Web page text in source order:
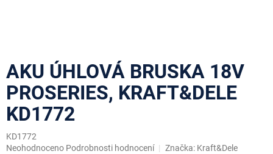
AKU ÚHLOVÁ BRUSKA 18V
PROSERIES, KRAFT&DELE
KD1772
KD1772
Průměrné
Neohodnoceno Podrobnosti hodnocení Značka: Kraft&Dele